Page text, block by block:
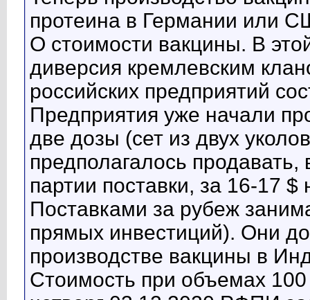
протеина в Германии или
О стоимости вакцины. В
диверсия кремлевским
российских предприятий
Предприятия уже начали
две дозы (сет из двух
предполагалось продавать,
партии поставки, за 16-17 $
Поставками за рубеж
прямых инвестиций). Они
производстве вакцины в
Стоимость при объемах